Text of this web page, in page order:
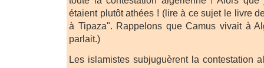
étaient plutôt athées ! (lire à ce sujet le livre
à Tipaza". Rappelons que Camus vivait à
parlait.)
Les islamistes subjuguèrent la contestation